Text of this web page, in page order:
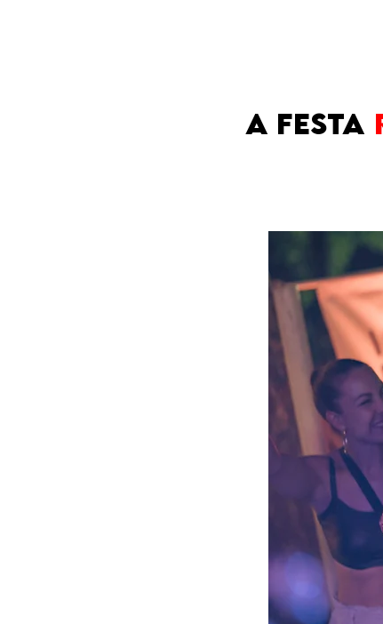
A Festa